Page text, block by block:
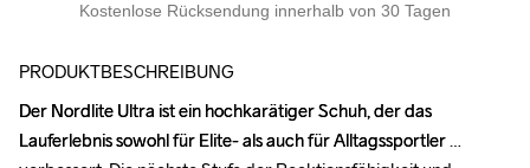
Kostenlose Rücksendung innerhalb von 30 Tagen
PRODUKTBESCHREIBUNG
Der Nordlite Ultra ist ein hochkarätiger Schuh, der das
Lauferlebnis sowohl für Elite- als auch für Alltagssportler
Der Nordlite Ultra ist ein hochkarätiger Schuh, der das
Lauferlebnis sowohl für Elite- als auch für Alltagssportler